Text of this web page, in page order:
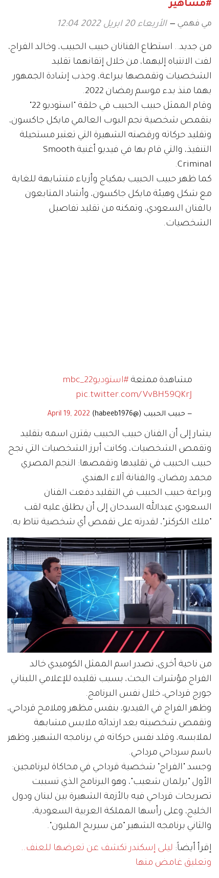
#مشاهير
مي فهمي الأربعاء 20 ابريل 2022 12:04
من جديد.. استطاع الفنانان حبيب الحبيب، وخالد الفراج،
لفت الانتباه إليهما، من خلال إتقانهما تقليد
الشخصيات وتقمصها ببراعة، وجذب إشادة الجمهور
بهما منذ بدء موسم رمضان 2022.
وقام الممثل حبيب الحبيب في حلقة "استوديو 22"
بتقمص شخصية نجم البوب العالمي مايكل جاكسون،
وتقليد حركاته ورقصته الشهيرة التي تعتبر مستحيلة
التنفيذ، والتي قام بها في فيديو أغنية Smooth
Criminal.
كما ظهر حبيب الحبيب بمكياج وأزياء متشابهة للغاية
مع شكل وهيئة مايكل جاكسون، وأشاد المتابعون
بالفنان السعودي، وتمكنه من تقليد تفاصيل
الشخصيات.
مشاهدة ممتعة #استوديو22_mbc
pic.twitter.com/VvBH59QKrJ
— حبيب الحبيب (@habeeb1976) April 19, 2022
يشار إلى أن الفنان حبيب الحبيب يقترن اسمه بتقليد
وتقمص الشخصيات، وكانت أبرز الشخصيات التي نجح
حبيب الحبيب في تقليدها وتقمصها: النجم المصري
محمد رمضان، والفنانة آلاء الهندي.
وبراعة حبيب الحبيب في التقليد دفعت الفنان
السعودي عبدالله السدحان إلى أن يطلق عليه لقب
"ملك الكركتر"، لقدرته على تقمص أي شخصية تناط به.
من ناحية أخرى، تصدر اسم الممثل الكوميدي خالد
الفراج مؤشرات البحث، بسبب تقليده للإعلامي اللبناني
جورج قرداحي، خلال نفس البرنامج.
وظهر الفراج في الفيديو، بنفس مظهر وملامح قرداحي،
وتقمص شخصيته بعد ارتدائه ملابس مشابهة
لملابسه، وقلد نفس حركاته في برنامجه الشهير، وظهر
باسم سرداحي مرداحي.
وجسد "الفراج" شخصية قرداحي في محاكاة لبرنامجين:
الأول "برلمان شعيب"، وهو البرنامج الذي تسببت
تصريحات قرداحي فيه بالأزمة الشهيرة بين لبنان ودول
الخليج، وعلى رأسها المملكة العربية السعودية،
والثاني برنامجه الشهير "من سيربح المليون".
إقرأ أيضاً: ليلى إسكندر تكشف عن تعرضها للعنف..
وتعليق غامض منها